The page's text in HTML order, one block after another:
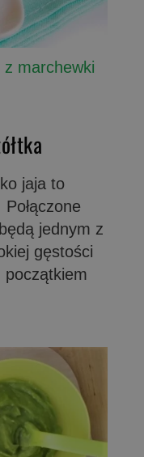
z marchewki
jaja to
jednym z
gęstości
początkiem